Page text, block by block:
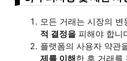
모든 거래는 시장의 변
적 결정을 피해야 합니
플랫폼의 사용자 약관
제를 이해한 후 거래를